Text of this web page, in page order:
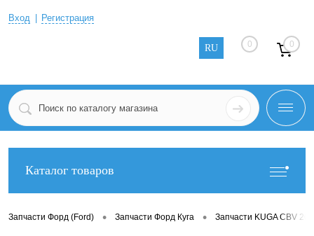
Вход Регистрация
RU 0 0
Каталог товаров
Запчасти Форд (Ford) • Запчасти Форд Куга • Запчасти KUGA CBV